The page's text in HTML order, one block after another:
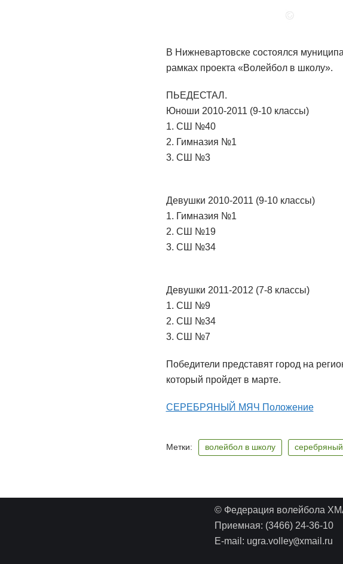
В Нижневартовске состоялся
рамках проекта «Волейбол в школу».
ПЬЕДЕСТАЛ.
Юноши 2010-2011 (9-10 классы)
1. СШ №40
2. Гимназия №1
3. СШ №3
Девушки 2010-2011 (9-10 классы)
1. Гимназия №1
2. СШ №19
3. СШ №34
Девушки 2011-2012 (7-8 классы)
1. СШ №9
2. СШ №34
3. СШ №7
Победители представят город на
который пройдет в марте.
СЕРЕБРЯНЫЙ МЯЧ Положение
Метки: волейбол в школу
© Федерация волейбола
Приемная: (3466) 24-36-10
E-mail: ugra.volley@xmail.ru